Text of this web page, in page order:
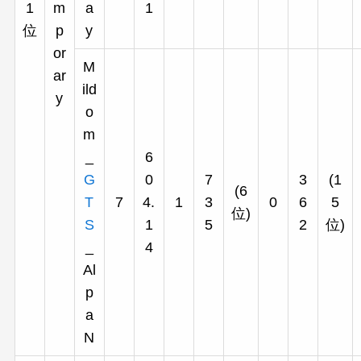
1
位
m
p
or
ar
y
a
y
1
M
ild
o
m
G
T
S
Al
p
a
N
7
6
0
4.
1
4
1
7
3
5
(6
位)
0
3
6
2
(1
5
位)